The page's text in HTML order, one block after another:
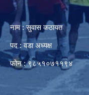
नाम : सुवास कठायत
पद : वडा अध्यक्ष
फोन : ९८५१०७११९४